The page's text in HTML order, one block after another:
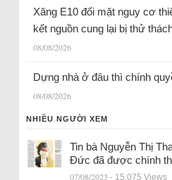
Xăng E10 đối mặt nguy cơ
kết nguồn cung lại bị thử
08/08/2026
Dựng nhà ở đâu thì chính
08/08/2026
NHIỀU NGƯỜI XEM
Tin bà Nguyễn Thị
Đức đã được chính
07/08/2023 - 15.075 Views